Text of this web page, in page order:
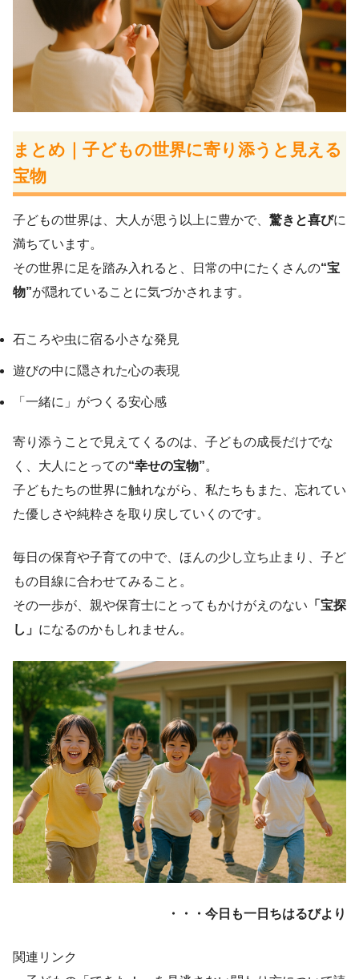
まとめ｜子どもの世界に寄り添うと見える
宝物
子どもの世界は、大人が思う以上に豊かで、 驚きと喜びに
満ちています。
その世界に足を踏み入れると、日常の中にたくさんの“宝
物”が隠れていることに気づかされます。
石ころや虫に宿る小さな発見
遊びの中に隠された心の表現
「一緒に」がつくる安心感
寄り添うことで見えてくるのは、子どもの成長だけでな
く、大人にとっての“幸せの宝物”。
子どもたちの世界に触れながら、私たちもまた、忘れてい
た優しさや純粋さを取り戻していくのです。
毎日の保育や子育ての中で、ほんの少し立ち止まり、子ど
もの目線に合わせてみること。
その一歩が、親や保育士にとってもかけがえのない 「宝探
し」 になるのかもしれません。
・・・今日も一日ちはるびより
関連リンク